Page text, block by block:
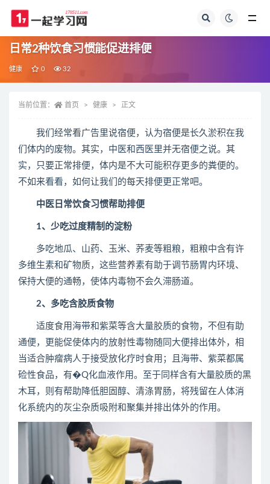
日常2种饮食习惯能促进排便
健康 0 32
当前位置： 首页 健康 正文
我们经常看广告里说宿便，认为宿便是长久淤积在我
们体内的废物。其实，中医和西医里并无宿便之说。其
实，只要正常排便，体内是不大可能积存更多的粪便的。
不如来看看，如何让我们的每天排便更正常吧。
中医日常饮食习惯帮助排便
1、少吃过度精制的淀粉
多吃地瓜、山药、玉米、荞麦等粗粮，粗粮中含有许
多维生素和矿物质，这些营养素有助于调节肠胃内环境、
保持大便的通畅，使体内毒物不会久滞肠道。
2、多吃含胶质食物
适度食用海带和紫菜等含大量胶质的食物，不但有助
通便，更能促使体内的放射性毒物随同大便排出体外，相
当适合肿瘤病人于接受放化疗时食用；且海带、紫菜都属
硷性食品，有�Q化血液作用。至于同样含有大量胶质的黑
木耳，则有帮助降低胆固醇、清涤胃肠，将残留在人体消
化系统内的灰尘杂质吸附和聚集并排出体外的作用。